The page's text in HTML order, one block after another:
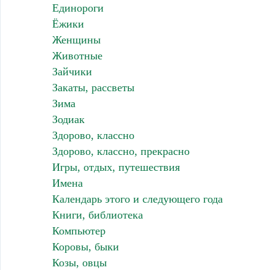
Единороги
Ёжики
Женщины
Животные
Зайчики
Закаты, рассветы
Зима
Зодиак
Здорово, классно
Здорово, классно, прекрасно
Игры, отдых, путешествия
Имена
Календарь этого и следующего года
Книги, библиотека
Компьютер
Коровы, быки
Козы, овцы